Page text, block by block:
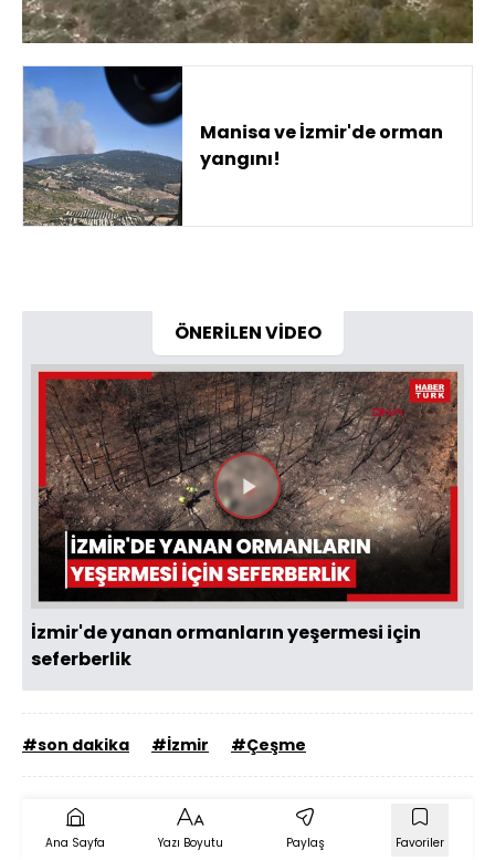
Manisa ve İzmir'de orman
yangını!
ÖNERİLEN VİDEO
Videoyu
Oynat
İzmir'de yanan ormanların yeşermesi için
seferberlik
#son dakika #İzmir #Çeşme
Ana Sayfa Yazı Boyutu Paylaş Favoriler